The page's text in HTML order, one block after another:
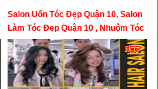
Salon Uốn Tóc Đẹp Quận 10, Salon
Làm Tóc Đẹp Quận 10 , Nhuộm Tóc
Đẹp Quận 10